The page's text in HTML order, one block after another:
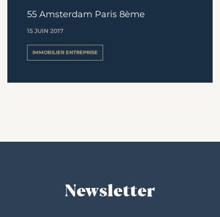
55 Amsterdam Paris 8ème
15 JUIN 2017
IMMOBILIER ENTREPRISE
Newsletter